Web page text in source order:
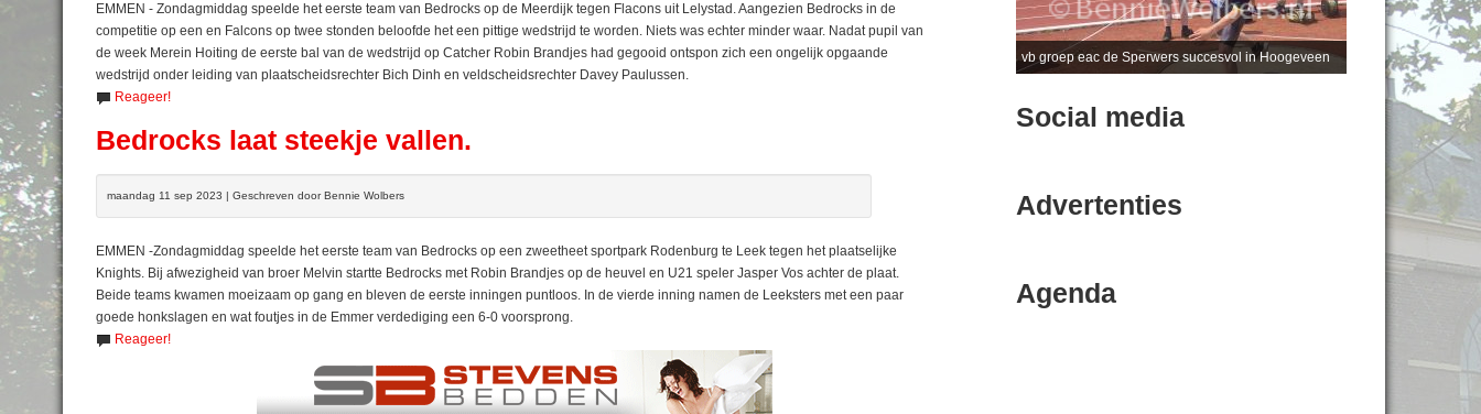
EMMEN - Zondagmiddag speelde het eerste team van Bedrocks op de Meerdijk tegen Flacons uit Lelystad. Aangezien Bedrocks in de
competitie op een en Falcons op twee stonden beloofde het een pittige wedstrijd te worden. Niets was echter minder waar. Nadat pupil van
de week Merein Hoiting de eerste bal van de wedstrijd op Catcher Robin Brandjes had gegooid ontspon zich een ongelijk opgaande
wedstrijd onder leiding van plaatscheidsrechter Bich Dinh en veldscheidsrechter Davey Paulussen.
Reageer!
Bedrocks laat steekje vallen.
maandag 11 sep 2023 | Geschreven door Bennie Wolbers
EMMEN -Zondagmiddag speelde het eerste team van Bedrocks op een zweetheet sportpark Rodenburg te Leek tegen het plaatselijke
Knights. Bij afwezigheid van broer Melvin startte Bedrocks met Robin Brandjes op de heuvel en U21 speler Jasper Vos achter de plaat.
Beide teams kwamen moeizaam op gang en bleven de eerste inningen puntloos. In de vierde inning namen de Leeksters met een paar
goede honkslagen en wat foutjes in de Emmer verdediging een 6-0 voorsprong.
Reageer!
vb groep eac de Sperwers succesvol in Hoogeveen
Social media
Advertenties
Agenda